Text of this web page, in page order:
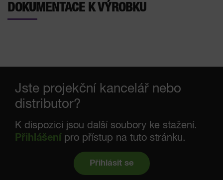
DOKUMENTACE K VÝROBKU
Jste projekční kancelář nebo
distributor?
K dispozici jsou další soubory ke stažení.
Přihlášení pro přístup na tuto stránku.
Přihlásit se